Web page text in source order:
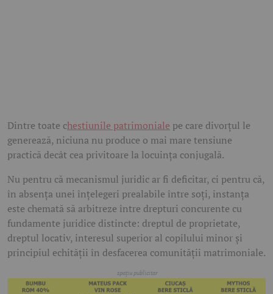
Dintre toate chestiunile patrimoniale pe care divorțul le
generează, niciuna nu produce o mai mare tensiune
practică decât cea privitoare la locuința conjugală.
Nu pentru că mecanismul juridic ar fi deficitar, ci pentru că,
în absența unei înțelegeri prealabile între soți, instanța
este chemată să arbitreze între drepturi concurente cu
fundamente juridice distincte: dreptul de proprietate,
dreptul locativ, interesul superior al copilului minor și
principiul echității în desfacerea comunității matrimoniale.